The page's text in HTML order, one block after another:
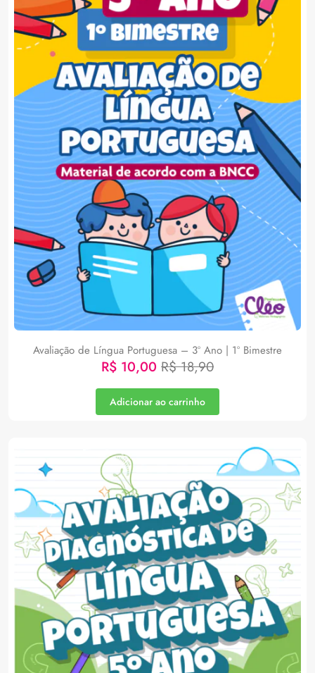
Avaliação de Língua Portuguesa – 3º Ano | 1º Bimestre
R$ 10,00 R$18,90
Adicionar ao carrinho